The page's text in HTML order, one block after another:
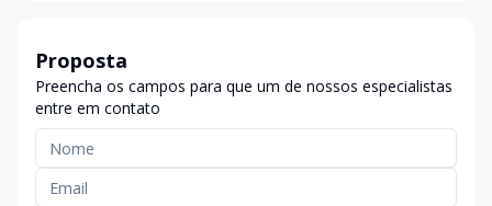
Proposta
Preencha os campos para que um de nossos especialistas
entre em contato